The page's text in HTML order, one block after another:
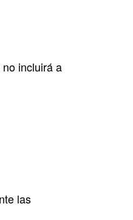
incluirá a
las